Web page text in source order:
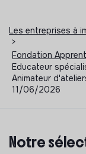
Les entreprises à
>
Fondation
Educateur
Animateur
11/06/2026
Notre